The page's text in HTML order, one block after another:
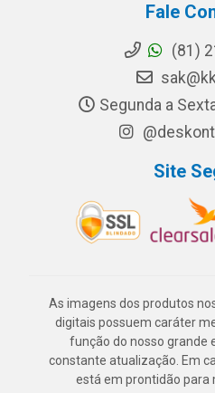
Fale
(81)
Segunda a
Site
As imagens dos produtos
digitais possuem caráter
função do nosso grande
constante atualização. Em
está em prontidão para